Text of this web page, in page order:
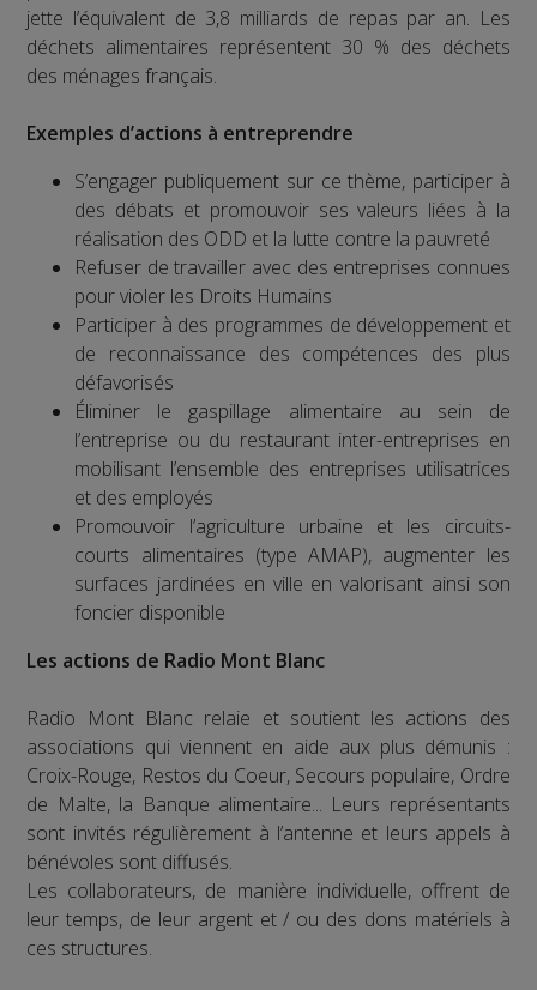
jette l’équivalent de 3,8 milliards de repas par an. Les
déchets alimentaires représentent 30 % des déchets
des ménages français.
Exemples d’actions à entreprendre
S’engager publiquement sur ce thème, participer à
des débats et promouvoir ses valeurs liées à la
réalisation des ODD et la lutte contre la pauvreté
Refuser de travailler avec des entreprises connues
pour violer les Droits Humains
Participer à des programmes de développement et
de reconnaissance des compétences des plus
défavorisés
Éliminer le gaspillage alimentaire au sein de
l’entreprise ou du restaurant inter-entreprises en
mobilisant l’ensemble des entreprises utilisatrices
et des employés
Promouvoir l’agriculture urbaine et les circuits-
courts alimentaires (type AMAP), augmenter les
surfaces jardinées en ville en valorisant ainsi son
foncier disponible
Les actions de Radio Mont Blanc
Radio Mont Blanc relaie et soutient les actions des
associations qui viennent en aide aux plus démunis :
Croix-Rouge, Restos du Coeur, Secours populaire, Ordre
de Malte, la Banque alimentaire... Leurs représentants
sont invités régulièrement à l’antenne et leurs appels à
bénévoles sont diffusés.
Les collaborateurs, de manière individuelle, offrent de
leur temps, de leur argent et / ou des dons matériels à
ces structures.